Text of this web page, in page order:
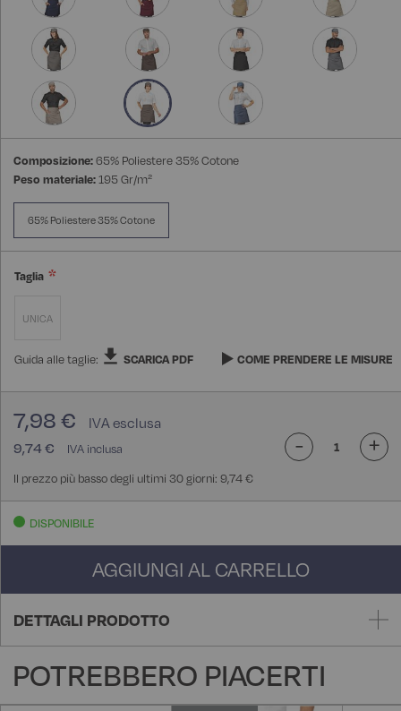
Composizione:65% Poliestere 35% Cotone
Peso materiale:195 Gr/m²
65% Poliestere 35% Cotone
Taglia
UNICA
Guida alle taglie: SCARICA PDF COME PRENDERE LE MISURE
9,74 €
7,98 €
Il prezzo più basso degli ultimi 30 giorni: 9,74 €
- +
DISPONIBILE
AGGIUNGI AL CARRELLO
DETTAGLI PRODOTTO
POTREBBERO PIACERTI